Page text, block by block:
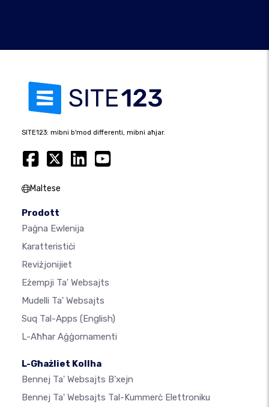
SITE123: mibni b'mod differenti, mibni aħjar.
Maltese
Prodott
Paġna Ewlenija
Karatteristiċi
Reviżjonijiet
Eżempji Ta' Websajts
Mudelli Ta' Websajts
Suq Tal-Apps (English)
L-Aħħar Aġġornamenti
L-Għażliet Kollha
Bennej Ta' Websajts B'xejn
Bennej Ta' Websajts Tal-Kummerċ Elettroniku